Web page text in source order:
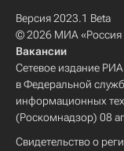
Версия 2023.1 Beta
© 2026 МИА «Россия
Вакансии
Сетевое издание
в Федеральной
информационных
(Роскомнадзор) 08
Свидетельство о